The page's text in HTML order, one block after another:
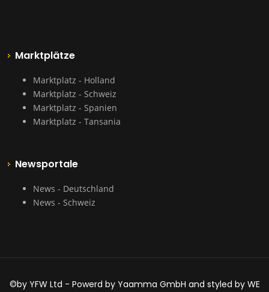
Marktplätze
Marktplatz - Holland
Marktplatz - Schweiz
Marktplatz - Spanien
Marktplatz - Tansania
Newsportale
News - Deutschland
News - Schweiz
©by YFW Ltd - Powerd by Yaamma GmbH and styled by WE